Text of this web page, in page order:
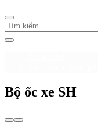
Bộ ốc xe SH